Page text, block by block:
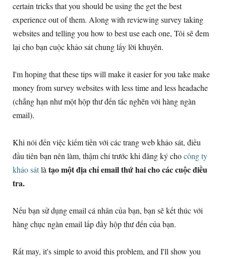
certain tricks that you should be using the get the best
experience out of them. Along with reviewing survey taking
websites and telling you how to best use each one, Tôi sẽ đem
lại cho bạn cuộc khảo sát chung lấy lời khuyên.
I'm hoping that these tips will make it easier for you take make
money from survey websites with less time and less headache
(chẳng hạn như một hộp thư đến tắc nghẽn với hàng ngàn
email).
Khi nói đến việc kiếm tiền với các trang web khảo sát, điều
đầu tiên bạn nên làm, thậm chí trước khi đăng ký chocông ty
khảo sátlàtạo một địa chỉ email thứ hai cho các cuộc điều
tra.
Nếu bạn sử dụng email cá nhân của bạn, bạn sẽ kết thúc với
hàng chục ngàn email lấp đầy hộp thư đến của bạn.
Rất may, it's simple to avoid this problem, and I'll show you